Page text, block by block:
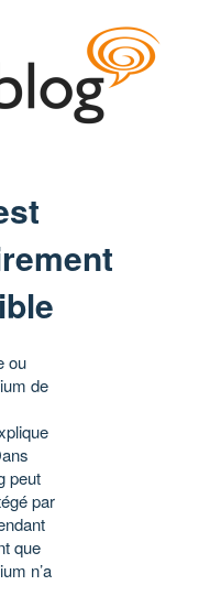
ou
de
peut
par
que
n’a